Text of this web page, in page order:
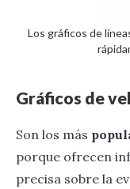
Los gráficos de
Gráficos de
Son los más
porque ofrecen
precisa sobre la